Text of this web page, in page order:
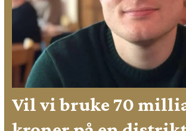
Vil vi bruke 70